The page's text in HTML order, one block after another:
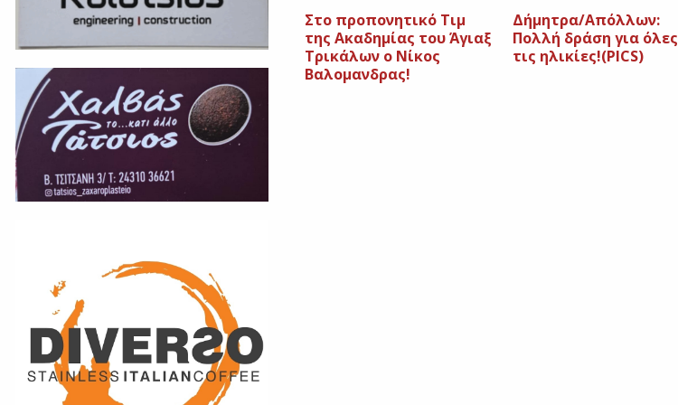
Στο προπονητικό Τιμ
της Ακαδημίας του Άγιαξ
Τρικάλων ο Νίκος
Βαλομανδρας!
Δήμητρα/Απόλλων:
Πολλή δράση για όλες
τις ηλικίες!(PICS)